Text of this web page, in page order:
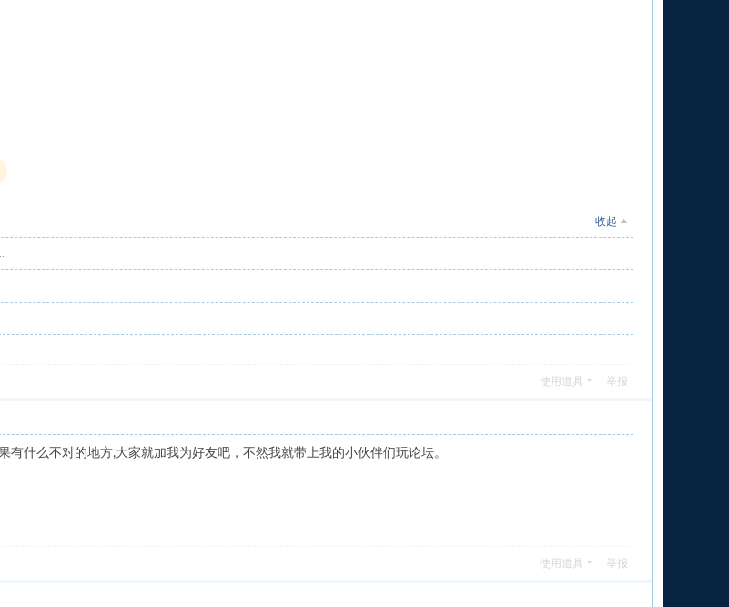
收起
使用道具 举报
有什么不对的地方,大家就加我为好友吧，不然我就带上我的小伙伴们玩论坛。
使用道具 举报